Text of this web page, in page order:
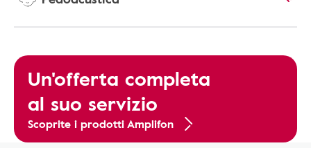
Un'offerta completa
al suo servizio
Scoprite i prodotti Amplifon